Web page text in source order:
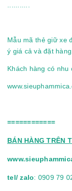
Mẫu mã thẻ giữ xe
ý giá cả và đặt hàng.
Khách hàng có nhu
============
BÁN HÀNG TRÊN
tel/ zalo: 0909 79